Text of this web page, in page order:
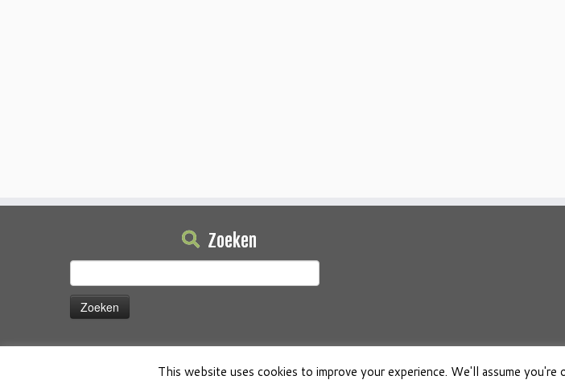
Zoeken
naar:
·© 2026 Osho Boeken Besproken·Aangeboden
This website uses cookies to improve your experience. We'll assume